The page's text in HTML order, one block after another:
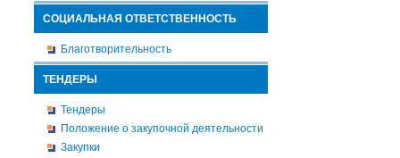
СОЦИАЛЬНАЯ ОТВЕТСТВЕННОСТЬ
Благотворительность
ТЕНДЕРЫ
Тендеры
Положение о закупочной деятельности
Закупки